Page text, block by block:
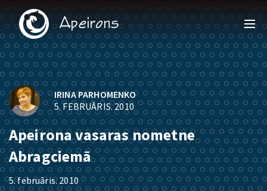
IRINA PARHOMENKO
5. FEBRUĀRIS. 2010
Apeirona vasaras nometne
Abragciemā
5. februāris. 2010